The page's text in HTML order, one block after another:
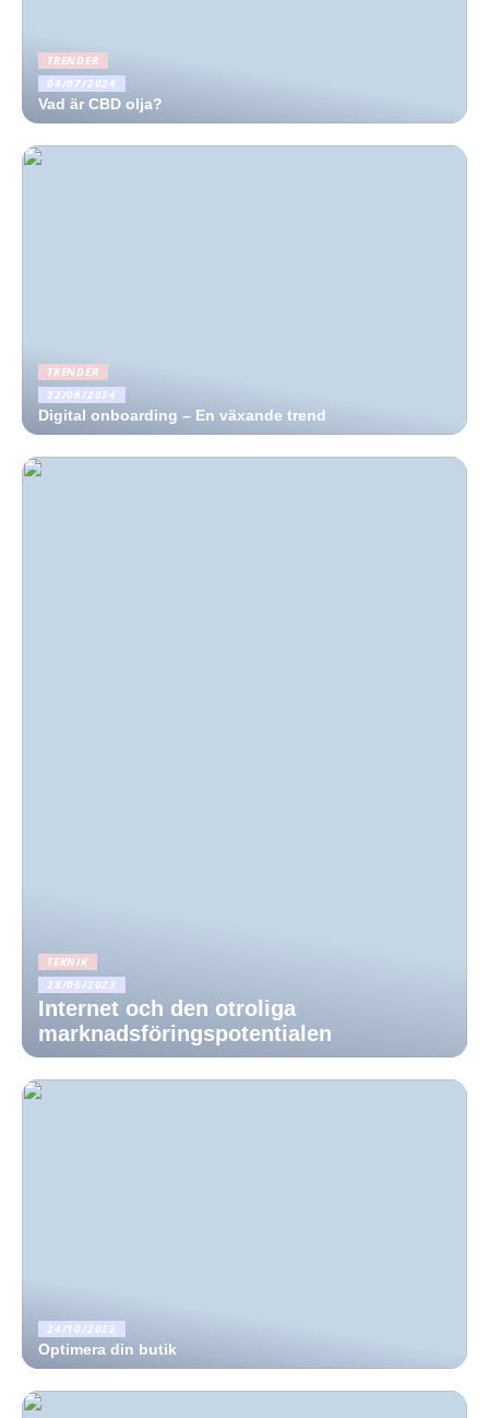
TRENDER
04/07/2024
Vad är CBD olja?
TRENDER
22/06/2024
Digital onboarding – En växande trend
TEKNIK
28/06/2023
Internet och den otroliga
marknadsföringspotentialen
24/10/2022
Optimera din butik